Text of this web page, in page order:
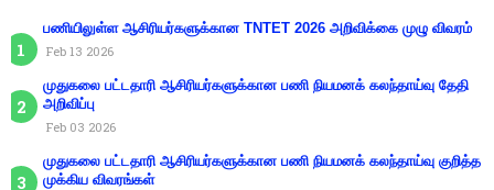
பணியிலுள்ள ஆசிரியர்களுக்கான TNTET 2026 அறிவிக்கை முழு விவரம்
Feb 13 2026
முதுகலை பட்டதாரி ஆசிரியர்களுக்கான பணி நியமனக் கலந்தாய்வு தேதி
அறிவிப்பு
Feb 03 2026
முதுகலை பட்டதாரி ஆசிரியர்களுக்கான பணி நியமனக் கலந்தாய்வு குறித்த
முக்கிய விவரங்கள்